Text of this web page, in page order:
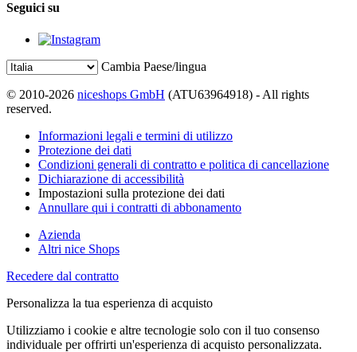
Seguici su
Cambia Paese/lingua
© 2010-2026 niceshops GmbH (ATU63964918) - All rights
reserved.
Informazioni legali e termini di utilizzo
Protezione dei dati
Condizioni generali di contratto e politica di cancellazione
Dichiarazione di accessibilità
Impostazioni sulla protezione dei dati
Annullare qui i contratti di abbonamento
Azienda
Altri nice Shops
Recedere dal contratto
Personalizza la tua esperienza di acquisto
Utilizziamo i cookie e altre tecnologie solo con il tuo consenso
individuale per offrirti un'esperienza di acquisto personalizzata.